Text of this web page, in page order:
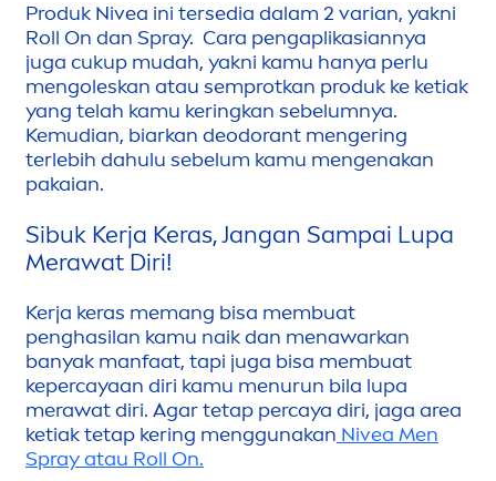
Produk Nivea ini tersedia dalam 2 varian, yakni
Roll On dan Spray. Cara pengaplikasiannya
juga cukup mudah, yakni kamu hanya perlu
mengoleskan atau semprotkan produk ke ketiak
yang telah kamu keringkan sebelumnya.
Kemudian, biarkan deodorant mengering
terlebih dahulu sebelum kamu mengenakan
pakaian.
Sibuk Kerja Keras, Jangan Sampai Lupa
Merawat Diri!
Kerja keras memang bisa membuat
penghasilan kamu naik dan menawarkan
banyak manfaat, tapi juga bisa membuat
kepercayaan diri kamu menurun bila lupa
merawat diri. Agar tetap percaya diri, jaga area
ketiak tetap kering menggunakan Nivea Men
Spray atau Roll On.